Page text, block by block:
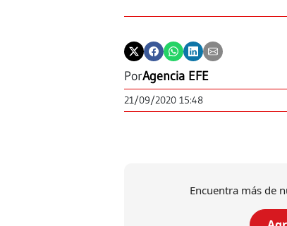
PorAgencia EFE
21/09/2020 15:48
Encuentra más de